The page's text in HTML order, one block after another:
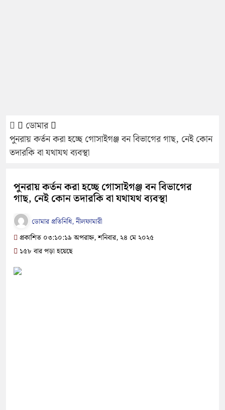
ডোমার
পুনরায় কর্তন করা হচ্ছে গোসাইগঞ্জ বন বিভাগের গাছ, নেই কোন
তদারকি বা যথাযথ ব্যবস্থা
পুনরায় কর্তন করা হচ্ছে গোসাইগঞ্জ বন বিভাগের
গাছ, নেই কোন তদারকি বা যথাযথ ব্যবস্থা
ডোমার প্রতিনিধি, নীলফামারী
প্রকাশিত ০৩:১০:১৯ অপরাহ্ন, শনিবার, ২৪ মে ২০২৫
১৫৮ বার পড়া হয়েছে